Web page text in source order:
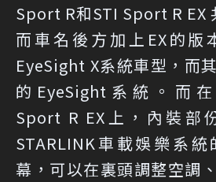
Sport R和STI Sport R EX
而車名後方加上EX的版
EyeSight X系統車型，而
的EyeSight系統。而在
Sport R EX上，內裝部
STARLINK車載娛樂系
幕，可以在裏頭調整空調